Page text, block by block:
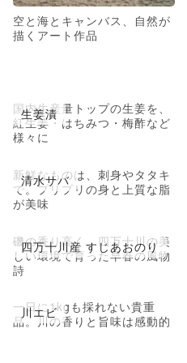
空と海とキャンバス、自然が
描くアート作品
生姜漬
国内生産量トップの生姜を、
紅生姜・はちみつ・梅酢など
様々に
清水サバ
新鮮なものは、刺身やタタキ
で。プリプリの身と上質な脂
が美味
四万十川産 すじあおのり
磯の香り高く、四万十川の美
しい環境で育った早春の風物
詩
川エビ
一日に1kgも採れない貴重
品。川の香りと旨味は感動的